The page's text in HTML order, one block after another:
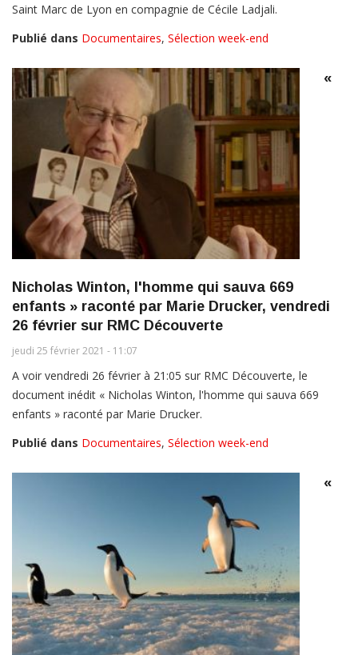
Saint Marc de Lyon en compagnie de Cécile Ladjali.
Publié dans Documentaires, Sélection week-end
«
Nicholas Winton, l'homme qui sauva 669
enfants » raconté par Marie Drucker, vendredi
26 février sur RMC Découverte
jeudi 25 février 2021 - 11:07
A voir vendredi 26 février à 21:05 sur RMC Découverte, le
document inédit « Nicholas Winton, l'homme qui sauva 669
enfants » raconté par Marie Drucker.
Publié dans Documentaires, Sélection week-end
«